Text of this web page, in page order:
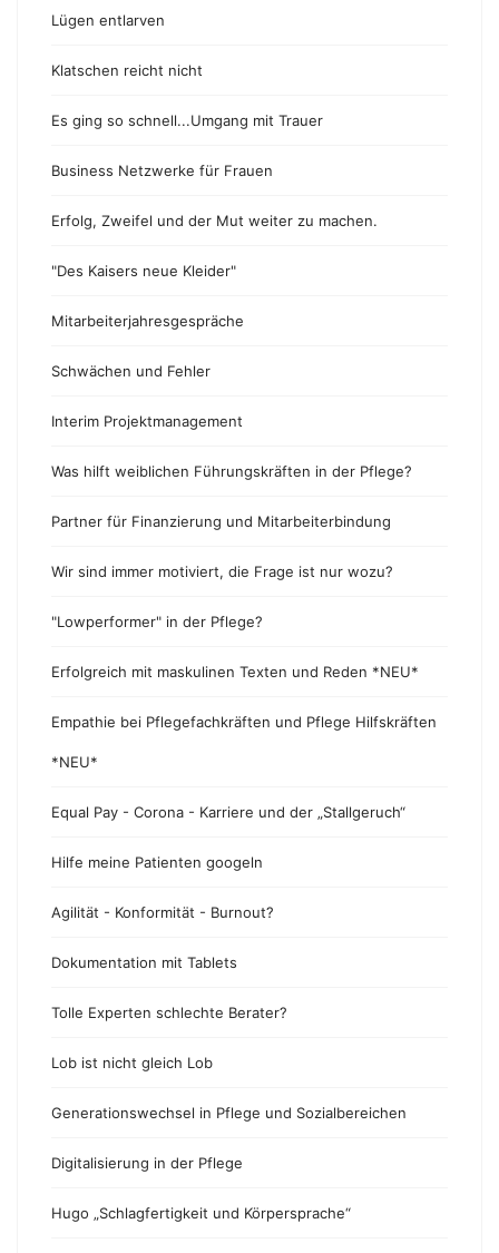
Lügen entlarven
Klatschen reicht nicht
Es ging so schnell...Umgang mit Trauer
Business Netzwerke für Frauen
Erfolg, Zweifel und der Mut weiter zu machen.
"Des Kaisers neue Kleider"
Mitarbeiterjahresgespräche
Schwächen und Fehler
Interim Projektmanagement
Was hilft weiblichen Führungskräften in der Pflege?
Partner für Finanzierung und Mitarbeiterbindung
Wir sind immer motiviert, die Frage ist nur wozu?
"Lowperformer" in der Pflege?
Erfolgreich mit maskulinen Texten und Reden *NEU*
Empathie bei Pflegefachkräften und Pflege Hilfskräften
*NEU*
Equal Pay - Corona - Karriere und der „Stallgeruch“
Hilfe meine Patienten googeln
Agilität - Konformität - Burnout?
Dokumentation mit Tablets
Tolle Experten schlechte Berater?
Lob ist nicht gleich Lob
Generationswechsel in Pflege und Sozialbereichen
Digitalisierung in der Pflege
Hugo „Schlagfertigkeit und Körpersprache“